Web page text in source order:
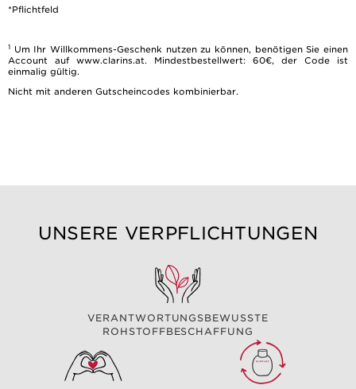
*Pflichtfeld
1 Um Ihr Willkommens-Geschenk nutzen zu können, benötigen Sie einen
Account auf www.clarins.at. Mindestbestellwert: 60€, der Code ist
einmalig gültig.
Nicht mit anderen Gutscheincodes kombinierbar.
UNSERE VERPFLICHTUNGEN
VERANTWORTUNGSBEWUSSTE
ROHSTOFFBESCHAFFUNG